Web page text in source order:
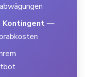
Kontingent—